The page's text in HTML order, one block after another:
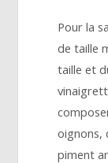
Pour la
de taille
taille et
oignons,
piment